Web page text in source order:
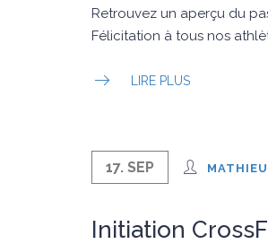
Retrouvez un aperçu du
Félicitation à tous nos
LIRE PLUS
17. SEP
Initiation